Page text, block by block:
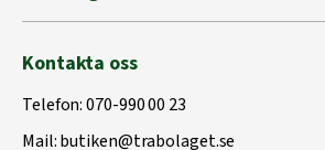
Kontakta oss
Telefon:070-990 00 23
Mail:butiken@trabolaget.se